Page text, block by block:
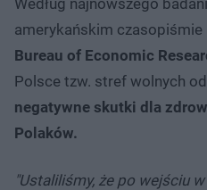
amerykańskim czasopiśmie
Bureau of Economic
Polsce tzw. stref wolnych
negatywne skutki dla
Polaków.
"Ustaliliśmy, że po wejściu